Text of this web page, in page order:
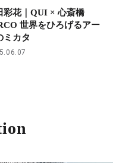
彩花｜QUI × 心斎橋
世界をひろげるアー
ミカタ